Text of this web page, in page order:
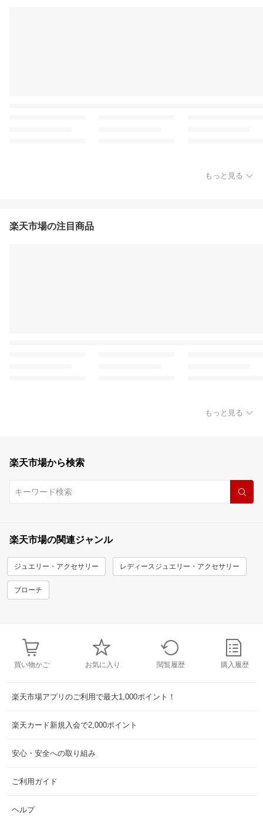
もっと見る
楽天市場の注目商品
もっと見る
楽天市場から検索
楽天市場の関連ジャンル
ジュエリー・アクセサリー レディースジュエリー・アクセサリー
ブローチ
買い物かご お気に入り 閲覧履歴 購入履歴
楽天市場アプリのご利用で最大1,000ポイント！
楽天カード新規入会で2,000ポイント
安心・安全への取り組み
ご利用ガイド
ヘルプ